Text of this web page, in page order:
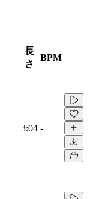
長
さ
BPM
3:04 -